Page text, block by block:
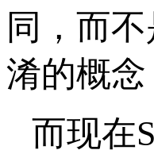
同，而
淆的概念
而现在